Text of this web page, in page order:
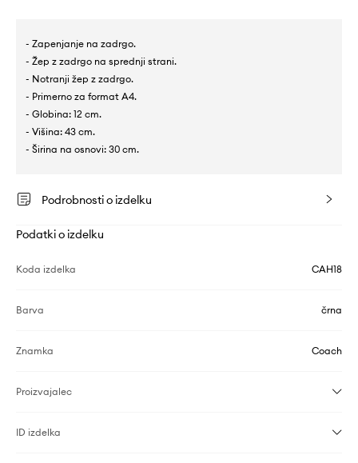
- Zapenjanje na zadrgo.
- Žep z zadrgo na sprednji strani.
- Notranji žep z zadrgo.
- Primerno za format A4.
- Globina: 12 cm.
- Višina: 43 cm.
- Širina na osnovi: 30 cm.
Podrobnosti o izdelku
Podatki o izdelku
Koda izdelka CAH18
Barva črna
Znamka Coach
Proizvajalec
ID izdelka